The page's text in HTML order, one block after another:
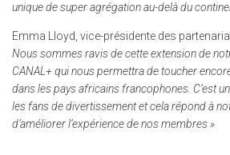
unique de super agrégation au-delà du
Emma Lloyd, vice-présidente des
Nous sommes ravis de cette extension de
CANAL+ qui nous permettra de toucher
dans les pays africains francophones. C’est
les fans de divertissement et cela répond à
d’améliorer l’expérience de nos membres »